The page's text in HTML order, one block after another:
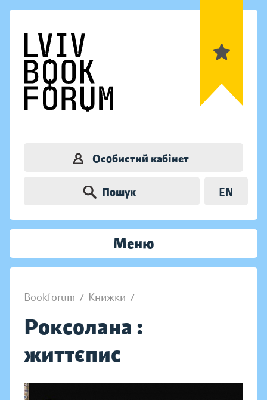
Особистий кабінет
Пошук EN
Меню
Bookforum / Книжки /
Роксолана :
життєпис